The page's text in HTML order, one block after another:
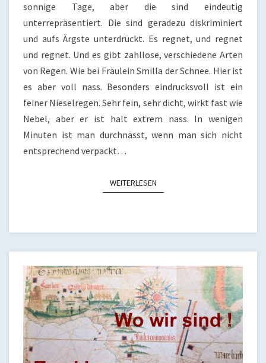
sonnige Tage, aber die sind eindeutig
unterrepräsentiert. Die sind geradezu diskriminiert
und aufs Ärgste unterdrückt. Es regnet, und regnet
und regnet. Und es gibt zahllose, verschiedene Arten
von Regen. Wie bei Fräulein Smilla der Schnee. Hier ist
es aber voll nass. Besonders eindrucksvoll ist ein
feiner Nieselregen. Sehr fein, sehr dicht, wirkt fast wie
Nebel, aber er ist halt extrem nass. In wenigen
Minuten ist man durchnässt, wenn man sich nicht
entsprechend verpackt…
WEITERLESENWEITERLESEN